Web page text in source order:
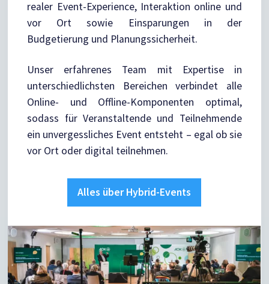
realer Event-Experience, Interaktion online und
vor Ort sowie Einsparungen in der
Budgetierung und Planungssicherheit.
Unser erfahrenes Team mit Expertise in
unterschiedlichsten Bereichen verbindet alle
Online- und Offline-Komponenten optimal,
sodass für Veranstaltende und Teilnehmende
ein unvergessliches Event entsteht – egal ob sie
vor Ort oder digital teilnehmen.
Alles über Hybrid-Events